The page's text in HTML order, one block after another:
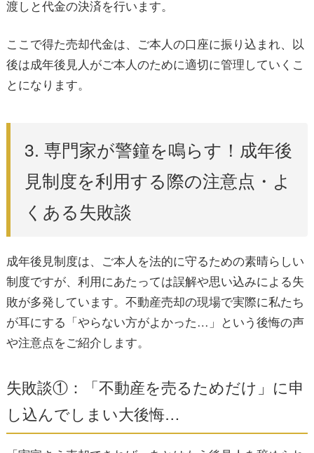
渡しと代金の決済を行います。
ここで得た売却代金は、ご本人の口座に振り込まれ、以
後は成年後見人がご本人のために適切に管理していくこ
とになります。
3. 専門家が警鐘を鳴らす！成年後
見制度を利用する際の注意点・よ
くある失敗談
成年後見制度は、ご本人を法的に守るための素晴らしい
制度ですが、利用にあたっては誤解や思い込みによる失
敗が多発しています。不動産売却の現場で実際に私たち
が耳にする「やらない方がよかった…」という後悔の声
や注意点をご紹介します。
失敗談①：「不動産を売るためだけ」に申
し込んでしまい大後悔…